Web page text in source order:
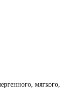
мягкого,